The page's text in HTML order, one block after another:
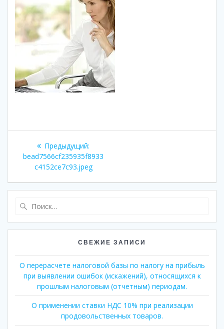
Навигация
по
записям
Предыдущий:
запись:
bead7566cf235935f8933
c4152ce7c93.jpeg
СВЕЖИЕ ЗАПИСИ
О перерасчете налоговой базы по налогу на прибыль
при выявлении ошибок (искажений), относящихся к
прошлым налоговым (отчетным) периодам.
О применении ставки НДС 10% при реализации
продовольственных товаров.